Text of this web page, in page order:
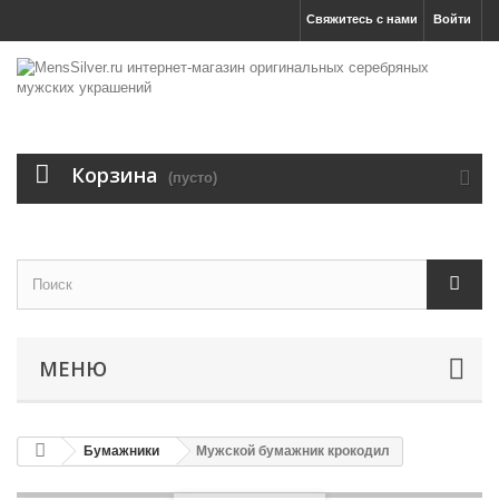
Войти
Свяжитесь с нами
Корзина (пусто)
МЕНЮ
Бумажники Мужской бумажник крокодил